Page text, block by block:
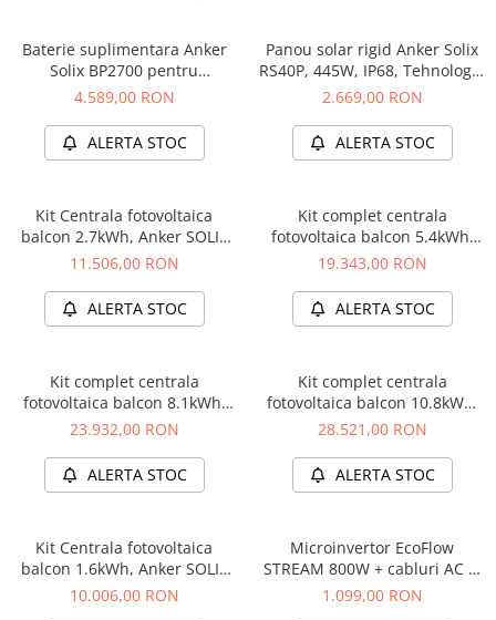
Toate panourile portabile
Kituri solare pentru balcon
Frigidere Portabile
Componente Fotovoltaice
Incarcatoare solare
Incarcatoare solare PWM
Interfete si cabluri
Cabluri panouri fotovoltaice
Cabluri pentru echipamente
Protectii si izolatoare de baterii
Accesorii
Monitorizare si control
Convertoare DC - DC
Incarcatoare de retea
Acumulatori de stocare
Baterie suplimentara Anker
Solix BP2700 pentru
Solarbank 3 E2700 Pro, 2.68
4.589,00 RON
ALERTA STOC
Panou solar rigid Anker Solix
RS40P, 445W, IP68, Tehnologie
IBC, set 2 buc
2.669,00 RON
ALERTA STOC
Kit Centrala fotovoltaica
balcon 2.7kWh, Anker SOLIX
Solarbank 3 E2700 Pro +
prindere
11.506,00 RON
ALERTA STOC
Kit complet centrala
fotovoltaica balcon 5.4kWh,
Anker SOLIX Solarbank 3
panouri 4 x 440W + sistem
prindere
19.343,00 RON
ALERTA STOC
Kit complet centrala
fotovoltaica balcon 8.1kWh,
Anker SOLIX Solarbank 3
panouri 4 x 440W + sistem
prindere
23.932,00 RON
ALERTA STOC
Kit complet centrala
fotovoltaica balcon 10.8kWh,
Anker SOLIX Solarbank 3
panouri 4 x 440W + sistem
prindere
28.521,00 RON
ALERTA STOC
Kit Centrala fotovoltaica
balcon 1.6kWh, Anker SOLIX
Solarbank 2 E1600 Pro +
10.006,00 RON
Microinvertor EcoFlow
STREAM 800W + cabluri AC si
PV
1.099,00 RON